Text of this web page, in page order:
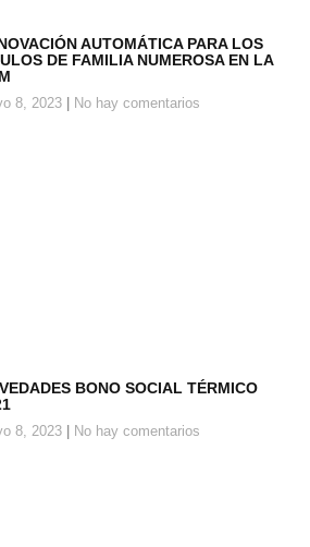
AUTOMÁTICA PARA LOS
DE FAMILIA NUMEROSA EN LA
8, 2023 No hay comentarios
BONO SOCIAL TÉRMICO
8, 2023 No hay comentarios